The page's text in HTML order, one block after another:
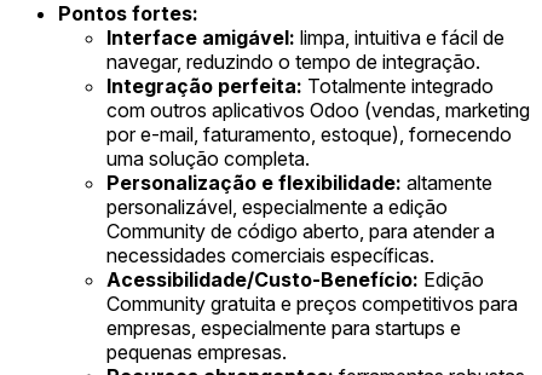
Pontos fortes:
Interface amigável: limpa, intuitiva e fácil de
navegar, reduzindo o tempo de integração.
Integração perfeita: Totalmente integrado
com outros aplicativos Odoo (vendas, marketing
por e-mail, faturamento, estoque), fornecendo
uma solução completa.
Personalização e flexibilidade: altamente
personalizável, especialmente a edição
Community de código aberto, para atender a
necessidades comerciais específicas.
Acessibilidade/Custo-Benefício: Edição
Community gratuita e preços competitivos para
empresas, especialmente para startups e
pequenas empresas.